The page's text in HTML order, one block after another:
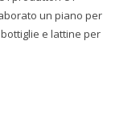
un piano per
e lattine per